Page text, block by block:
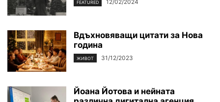
FEATURED 12/02/2024
Вдъхновяващи цитати за Нова
година
ЖИВОТ 31/12/2023
Йоана Йотова и нейната